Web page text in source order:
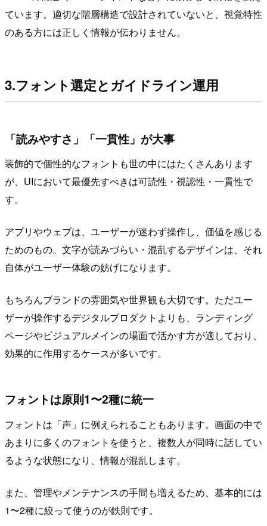
ています。適切な階層構造で設計されていないと、視覚特性
のある方には正しく情報が伝わりません。
3.フォント選定とガイドライン運用
「読みやすさ」「一貫性」が大事
装飾的で個性的なフォントも世の中にはたくさんあります
が、UIにおいて最優先すべきは可読性・視認性・一貫性で
す。
アプリやウェブは、ユーザーが迷わず操作し、価値を感じる
ためのもの。文字が読みづらい・混乱するデザインは、それ
自体がユーザー体験の妨げになります。
もちろんブランドの雰囲気や世界観も大切です。ただユー
ザーが操作するデジタルプロダクトよりも、ランディング
ページやビジュアルメインの場面で活かす方が適しており、
効果的に作用するケースが多いです。
フォントは原則1〜2種に統一
フォントは「声」に例えられることもあります。画面の中で
あまりに多くのフォントを使うと、複数人が同時に話してい
るような状態になり、情報が混乱します。
また、管理やメンテナンスの手間も増えるため、基本的には
1〜2種に絞って使うのが鉄則です。